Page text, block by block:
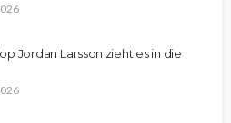
Jordan Larsson zieht es in die